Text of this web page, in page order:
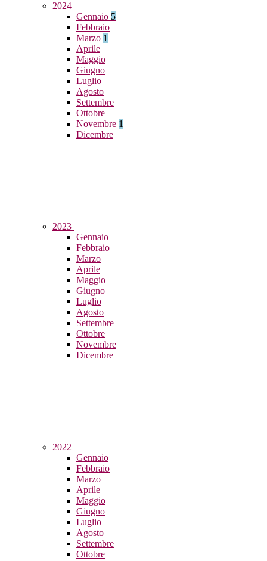
2024
Gennaio 5
Febbraio
Marzo 1
Aprile
Maggio
Giugno
Luglio
Agosto
Settembre
Ottobre
Novembre 1
Dicembre
2023
Gennaio
Febbraio
Marzo
Aprile
Maggio
Giugno
Luglio
Agosto
Settembre
Ottobre
Novembre
Dicembre
2022
Gennaio
Febbraio
Marzo
Aprile
Maggio
Giugno
Luglio
Agosto
Settembre
Ottobre